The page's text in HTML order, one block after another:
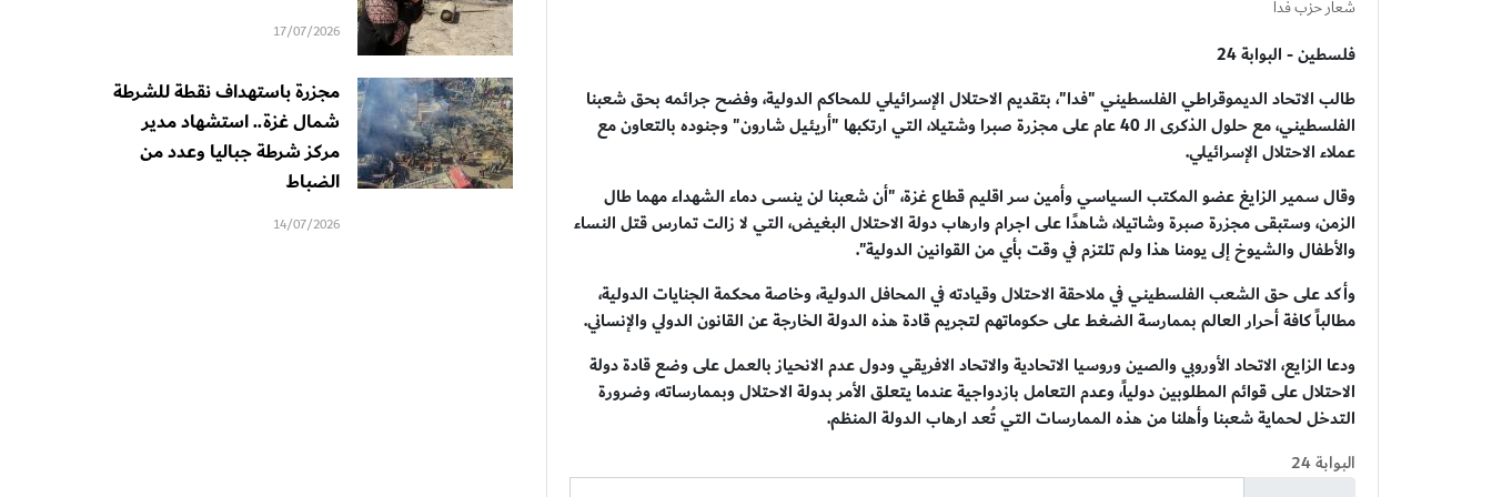
شعار حزب فدا
فلسطين - البوابة 24
طالب الاتحاد الديموقراطي الفلسطيني "فدا"، بتقديم الاحتلال الإسرائيلي للمحاكم الدولية، وفضح جرائمه بحق شعبنا
الفلسطيني، مع حلول الذكرى الـ 40 عام على مجزرة صبرا وشتيلا، التي ارتكبها "أريئيل شارون" وجنوده بالتعاون مع
عملاء الاحتلال الإسرائيلي.
وقال سمير الزايغ عضو المكتب السياسي وأمين سر اقليم قطاع غزة، "أن شعبنا لن ينسى دماء الشهداء مهما طال
الزمن، وستبقى مجزرة صبرة وشاتيلا، شاهدًا على اجرام وارهاب دولة الاحتلال البغيض، التي لا زالت تمارس قتل النساء
والأطفال والشيوخ إلى يومنا هذا ولم تلتزم في وقت بأي من القوانين الدولية".
وأكد على حق الشعب الفلسطيني في ملاحقة الاحتلال وقيادته في المحافل الدولية، وخاصة محكمة الجنايات الدولية،
مطالباً كافة أحرار العالم بممارسة الضغط على حكوماتهم لتجريم قادة هذه الدولة الخارجة عن القانون الدولي والإنساني.
ودعا الزايع، الاتحاد الأوروبي والصين وروسيا الاتحادية والاتحاد الافريقي ودول عدم الانحياز بالعمل على وضع قادة دولة
الاحتلال على قوائم المطلوبين دولياً، وعدم التعامل بازدواجية عندما يتعلق الأمر بدولة الاحتلال وبممارساته، وضرورة
التدخل لحماية شعبنا وأهلنا من هذه الممارسات التي تُعد ارهاب الدولة المنظم.
البوابة 24
17/07/2026
مجزرة باستهداف نقطة للشرطة
شمال غزة.. استشهاد مدير
مركز شرطة جباليا وعدد من
الضباط
14/07/2026